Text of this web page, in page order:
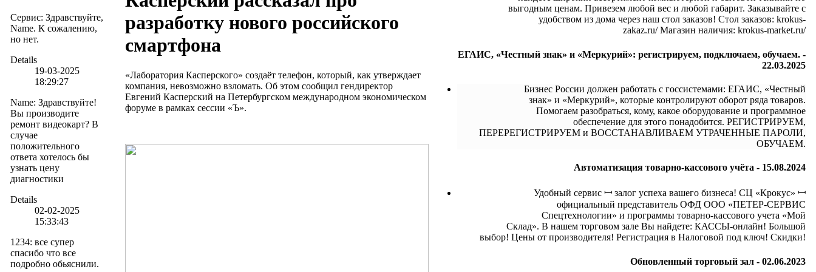
Сервис: Здравствуйте,
Name. К сожалению,
но нет.
Details
19-03-2025
18:29:27
Name: Здравствуйте!
Вы производите
ремонт видеокарт? В
случае
положительного
ответа хотелось бы
узнать цену
диагностики
Details
02-02-2025
15:33:43
1234: все супер
спасибо что все
подробно обьяснили.
разработку нового российского
смартфона
«Лаборатория Касперского» создаёт телефон, который, как утверждает
компания, невозможно взломать. Об этом сообщил гендиректор
Евгений Касперский на Петербургском международном экономическом
форуме в рамках сессии «Ъ».
выгодным ценам. Привезем любой вес и любой габарит. Заказывайте с
удобством из дома через наш стол заказов! Стол заказов: krokus-
zakaz.ru/ Магазин наличия: krokus-market.ru/
ЕГАИС, «Честный знак» и «Меркурий»: регистрируем, подключаем, обучаем. -
22.03.2025
Бизнес России должен работать с госсистемами: ЕГАИС, «Честный
знак» и «Меркурий», которые контролируют оборот ряда товаров.
Помогаем разобраться, кому, какое оборудование и программное
обеспечение для этого понадобится. РЕГИСТРИРУЕМ,
ПЕРЕРЕГИСТРИРУЕМ и ВОССТАНАВЛИВАЕМ УТРАЧЕННЫЕ ПАРОЛИ,
ОБУЧАЕМ.
Автоматизация товарно-кассового учёта - 15.08.2024
Удобный сервис ꟷ залог успеха вашего бизнеса! СЦ «Крокус» ꟷ
официальный представитель ОФД ООО «ПЕТЕР-СЕРВИС
Спецтехнологии» и программы товарно-кассового учета «Мой
Склад». В нашем торговом зале Вы найдете: КАССЫ-онлайн! Большой
выбор! Цены от производителя! Регистрация в Налоговой под ключ! Скидки!
Обновленный торговый зал - 02.06.2023